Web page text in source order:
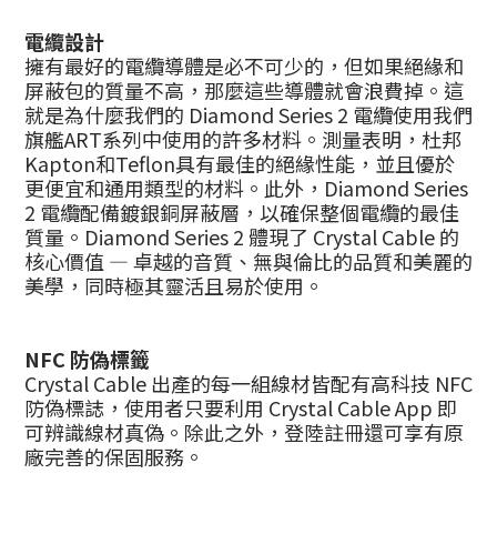
電纜設計
擁有最好的電纜導體是必不可少的，但如果絕緣和
屏蔽包的質量不高，那麼這些導體就會浪費掉。這
就是為什麼我們的 Diamond Series 2 電纜使用我們
旗艦ART系列中使用的許多材料。測量表明，杜邦
Kapton和Teflon具有最佳的絕緣性能，並且優於
更便宜和通用類型的材料。此外，Diamond Series
2 電纜配備鍍銀銅屏蔽層，以確保整個電纜的最佳
質量。Diamond Series 2 體現了 Crystal Cable 的
核心價值 — 卓越的音質、無與倫比的品質和美麗的
美學，同時極其靈活且易於使用。
NFC 防偽標籤
Crystal Cable 出產的每一組線材皆配有高科技 NFC
防偽標誌，使用者只要利用 Crystal Cable App 即
可辨識線材真偽。除此之外，登陸註冊還可享有原
廠完善的保固服務。